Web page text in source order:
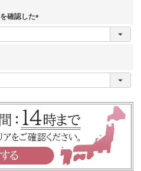
確認した
(
必